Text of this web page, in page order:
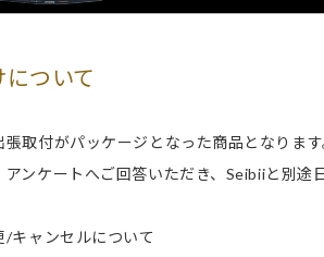
ついて
張取付がパッケージとなった商品となります
アンケートへご回答いただき、Seibiiと別途
キャンセルについて